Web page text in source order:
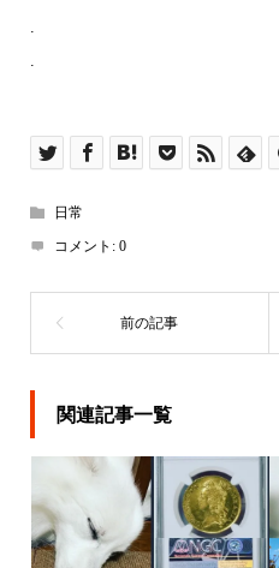
.
.
日常
コメント: 0
関連記事一覧